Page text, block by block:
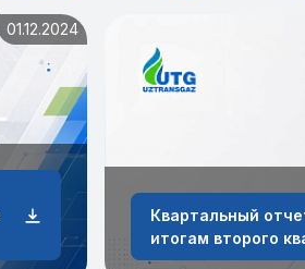
01.12.2024
Квартальный
итогам второго